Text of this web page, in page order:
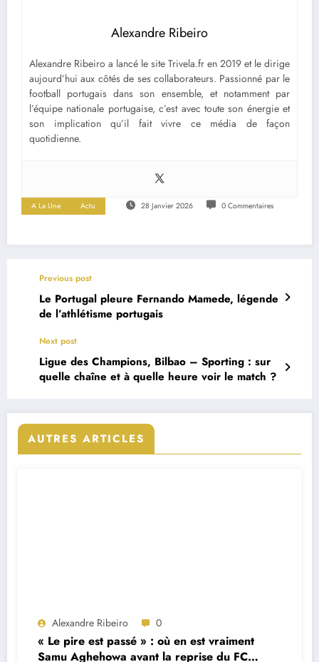
Alexandre Ribeiro
Alexandre Ribeiro a lancé le site Trivela.fr en 2019 et le dirige
aujourd’hui aux côtés de ses collaborateurs. Passionné par le
football portugais dans son ensemble, et notamment par
l’équipe nationale portugaise, c’est avec toute son énergie et
son implication qu’il fait vivre ce média de façon
quotidienne.
A La Une Actu 28 Janvier 2026 0 Commentaires
Previous post
Le Portugal pleure Fernando Mamede, légende
de l’athlétisme portugais
Next post
Ligue des Champions, Bilbao – Sporting : sur
quelle chaîne et à quelle heure voir le match ?
AUTRES ARTICLES
Alexandre Ribeiro 0
« Le pire est passé » : où en est vraiment
Samu Aghehowa avant la reprise du FC